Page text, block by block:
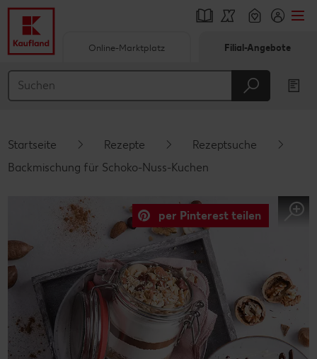
Hauptinhalt
Schwebender Seitenbereich
Online-Marktplatz Filial-Angebote
Startseite Rezepte
Rezeptsuche
Backmischung für Schoko-Nuss-Kuchen
per Pinterest teilen